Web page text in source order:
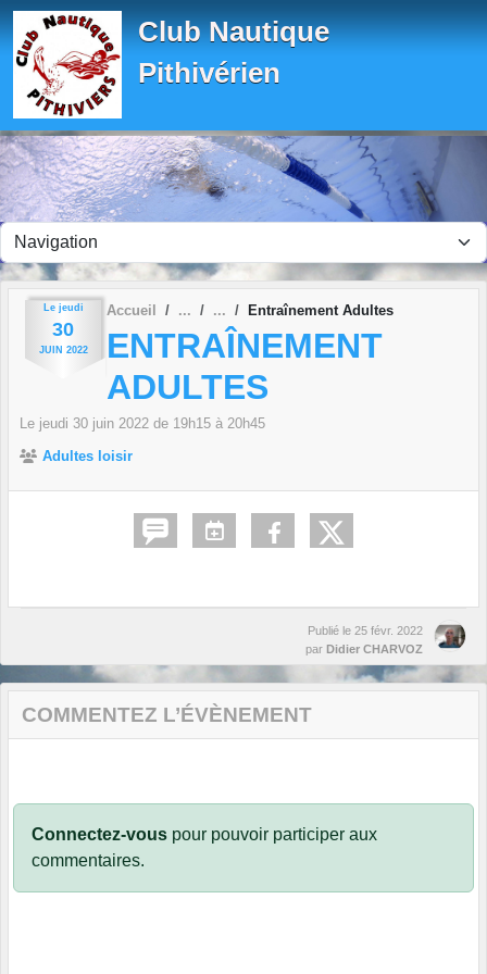
Club Nautique
Pithivérien
Le jeudi
30
JUIN 2022
Accueil Entraînement Adultes
ENTRAÎNEMENT
ADULTES
Le jeudi 30 juin 2022 de 19h15 à 20h45
Adultes loisir
Publié le 25 févr. 2022
par Didier CHARVOZ
COMMENTEZ L’ÉVÈNEMENT
Connectez-vous pour pouvoir participer aux
commentaires.
Panneau de gestion des cookies